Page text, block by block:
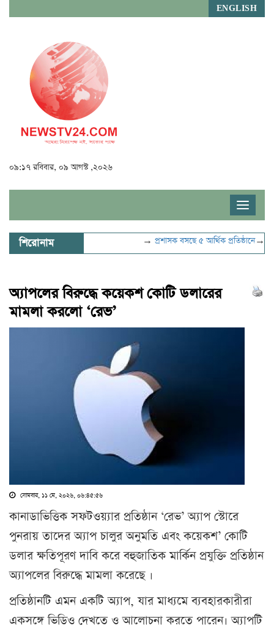
ENGLISH
০৯:১৭ রবিবার, ০৯ আগস্ট ,২০২৬
Toggle
শিরোনাম প্রশাসক বসছে ৫ আর্থিক প্রতিষ্ঠানে→
অ্যাপলের বিরুদ্ধে কয়েকশ কোটি ডলারের
মামলা করলো ‘রেভ’
সোমবার, ১১ মে, ২০২৬, ০৬:৪৫:৫৬
কানাডাভিত্তিক সফটওয়্যার প্রতিষ্ঠান ‘রেভ’ অ্যাপ স্টোরে
পুনরায় তাদের অ্যাপ চালুর অনুমতি এবং কয়েকশ’ কোটি
ডলার ক্ষতিপূরণ দাবি করে বহুজাতিক মার্কিন প্রযুক্তি প্রতিষ্ঠান
অ্যাপলের বিরুদ্ধে মামলা করেছে ।
প্রতিষ্ঠানটি এমন একটি অ্যাপ, যার মাধ্যমে ব্যবহারকারীরা
একসঙ্গে ভিডিও দেখতে ও আলোচনা করতে পারেন। অ্যাপটি